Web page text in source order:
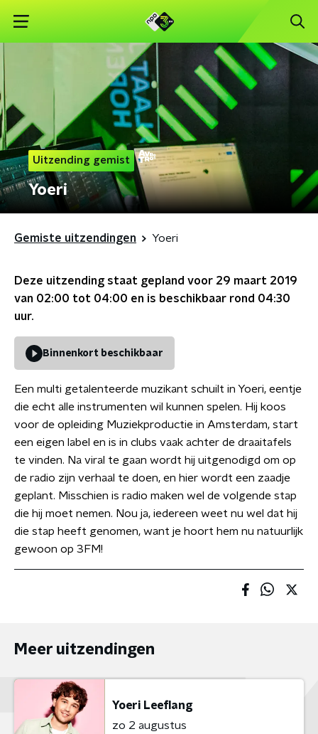
Uitzending gemist
Yoeri
Gemiste uitzendingen Yoeri
Deze uitzending staat gepland voor 29 maart 2019
van 02:00 tot 04:00 en is beschikbaar rond 04:30
uur.
Binnenkort beschikbaar
Een multi getalenteerde muzikant schuilt in Yoeri, eentje
die echt alle instrumenten wil kunnen spelen. Hij koos
voor de opleiding Muziekproductie in Amsterdam, start
een eigen label en is in clubs vaak achter de draaitafels
te vinden. Na viral te gaan wordt hij uitgenodigd om op
de radio zijn verhaal te doen, en hier wordt een zaadje
geplant. Misschien is radio maken wel de volgende stap
die hij moet nemen. Nou ja, iedereen weet nu wel dat hij
die stap heeft genomen, want je hoort hem nu natuurlijk
gewoon op 3FM!
Meer uitzendingen
Yoeri Leeflang
zo 2 augustus